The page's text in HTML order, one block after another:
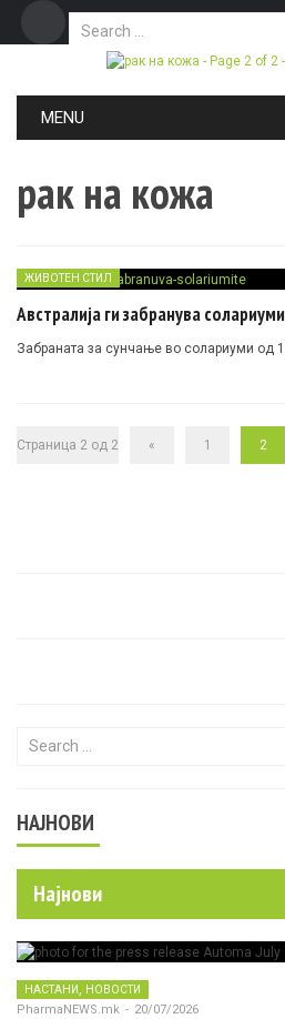
Search for:
MENU
рак на кожа
ЖИВОТЕН СТИЛ
Австралија ги забранува
Забраната за сунчање во солариуми од 1
Страница 2 од 2 « 1 2
Search for:
НАЈНОВИ
Најнови
НАСТАНИ НОВОСТИ
PharmaNEWS.mk - 20/07/2026